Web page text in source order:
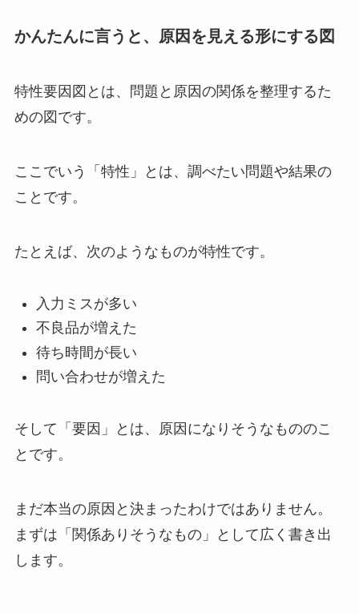
かんたんに言うと、原因を見える形にする図
特性要因図とは、問題と原因の関係を整理するた
めの図です。
ここでいう「特性」とは、調べたい問題や結果の
ことです。
たとえば、次のようなものが特性です。
入力ミスが多い
不良品が増えた
待ち時間が長い
問い合わせが増えた
そして「要因」とは、原因になりそうなもののこ
とです。
まだ本当の原因と決まったわけではありません。
まずは「関係ありそうなもの」として広く書き出
します。